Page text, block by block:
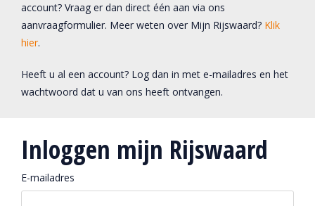
account? Vraag er dan direct één aan via ons
aanvraagformulier. Meer weten over Mijn Rijswaard? Klik
hier.
Heeft u al een account? Log dan in met e-mailadres en het
wachtwoord dat u van ons heeft ontvangen.
Inloggen mijn Rijswaard
E-mailadres